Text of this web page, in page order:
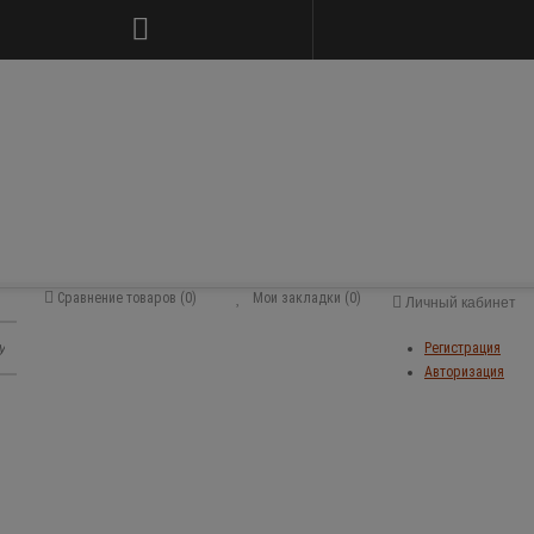
Личный кабинет
Регистрация
Авторизация
Мои закладки (0)
Сравнение товаров (0)